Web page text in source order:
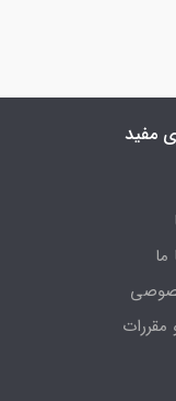
مفید
مقررات